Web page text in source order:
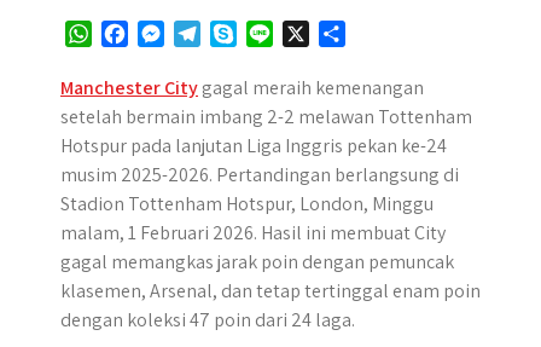
W
a
t
s
A
p
c
e
b
o
o
s
s
e
n
r
l
e
g
r
y
p
e
n
e
a
r
e
Manchester Citygagal meraih kemenangan
setelah bermain imbang 2-2 melawan Tottenham
Hotspur pada lanjutan Liga Inggris pekan ke-24
musim 2025-2026. Pertandingan berlangsung di
Stadion Tottenham Hotspur, London, Minggu
malam, 1 Februari 2026. Hasil ini membuat City
gagal memangkas jarak poin dengan pemuncak
klasemen, Arsenal, dan tetap tertinggal enam poin
dengan koleksi 47 poin dari 24 laga.